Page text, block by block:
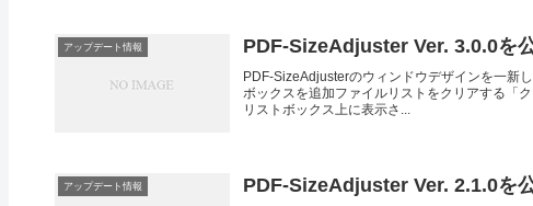
アップデート情報 PDF-SizeAdjuster Ver. 3.0.0を
PDF-SizeAdjusterのウィンドウデザインを一新
ボックスを追加ファイルリストをクリアする「
リストボックス上に表示さ...
アップデート情報 PDF-SizeAdjuster Ver. 2.1.0を